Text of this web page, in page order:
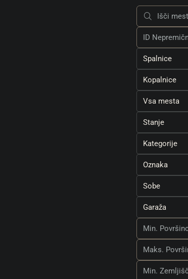
Spalnice
Kopalnice
Vsa mesta
Stanje
Kategorije
Oznaka
Sobe
Garaža